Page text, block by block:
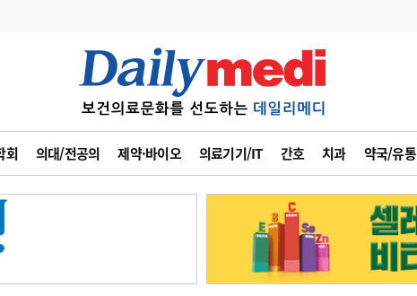
회 의대/전공의 제약·바이오 의료기기/IT 간호 치과 약국/유통
6
관리급여 실시
지필공 지원책
수련환경 개선
의과대학 입시
사고
수첩
~2026-08-31
채용시까지